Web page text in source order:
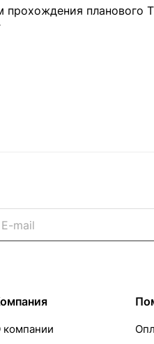
планового
компании